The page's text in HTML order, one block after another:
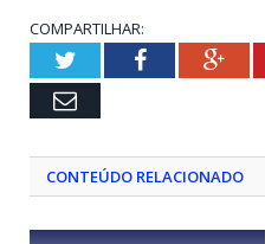
COMPARTILHAR:
TwitterFacebook
Email
CONTEÚDO RELACIONADO